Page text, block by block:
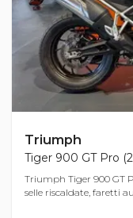
Triumph
Tiger 900 GT Pro
Triumph Tiger 900 GT
selle riscaldate, faretti